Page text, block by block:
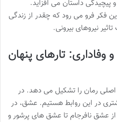
پیچیدگی داستان می افزاید.
فکر فرو می رود که چقدر از زندگی
نیروهای بیرونی.
وفاداری: تارهای پنهان
اصلی رمان را تشکیل می دهد. در
در این روابط هستیم. عشق، در
عشق نافرجام تا عشق های پرشور و